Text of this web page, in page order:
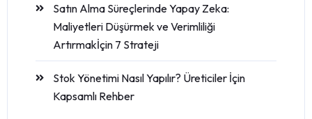
Satın Alma Süreçlerinde Yapay Zeka:
Maliyetleri Düşürmek ve Verimliliği
Artırmakİçin 7 Strateji
Stok Yönetimi Nasıl Yapılır? Üreticiler İçin
Kapsamlı Rehber